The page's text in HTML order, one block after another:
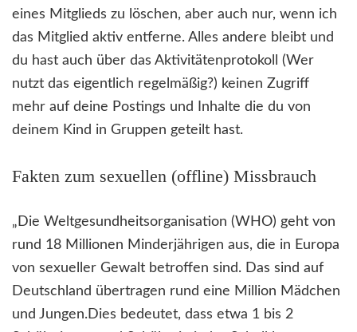
eines Mitglieds zu löschen, aber auch nur, wenn ich
das Mitglied aktiv entferne. Alles andere bleibt und
du hast auch über das Aktivitätenprotokoll (Wer
nutzt das eigentlich regelmäßig?) keinen Zugriff
mehr auf deine Postings und Inhalte die du von
deinem Kind in Gruppen geteilt hast.
Fakten zum sexuellen (offline) Missbrauch
„Die Weltgesundheitsorganisation (WHO) geht von
rund 18 Millionen Minderjährigen aus, die in Europa
von sexueller Gewalt betroffen sind. Das sind auf
Deutschland übertragen rund eine Million Mädchen
und Jungen.Dies bedeutet, dass etwa 1 bis 2